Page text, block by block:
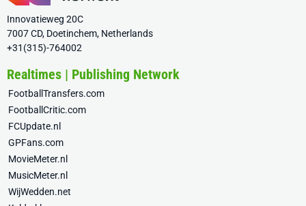
Innovatieweg 20C
7007 CD, Doetinchem, Netherlands
+31(315)-764002
Realtimes | Publishing Network
FootballTransfers.com
FootballCritic.com
FCUpdate.nl
GPFans.com
MovieMeter.nl
MusicMeter.nl
WijWedden.net